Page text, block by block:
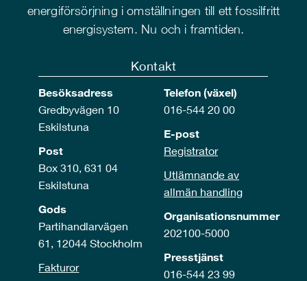
energiförsörjning i omställningen till ett fossilfritt
energisystem. Nu och i framtiden.
Kontakt
Besöksadress
Gredbyvägen 10
Eskilstuna
Post
Box 310, 631 04
Eskilstuna
Gods
Partihandlarvägen
61, 12044 Stockholm
Fakturor
Telefon (växel)
016-544 20 00
E-post
Registrator
Utlämnande av
allmän handling
Organisationsnummer
202100-5000
Presstjänst
016-544 23 99